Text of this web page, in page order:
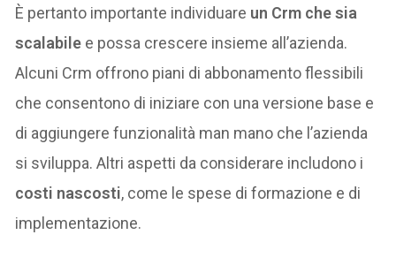
È pertanto importante individuare un Crm che sia
scalabile e possa crescere insieme all’azienda.
Alcuni Crm offrono piani di abbonamento flessibili
che consentono di iniziare con una versione base e
di aggiungere funzionalità man mano che l’azienda
si sviluppa. Altri aspetti da considerare includono i
costi nascosti, come le spese di formazione e di
implementazione.